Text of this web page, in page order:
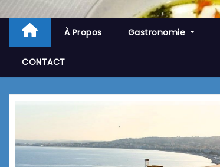
À Propos Gastronomie
CONTACT